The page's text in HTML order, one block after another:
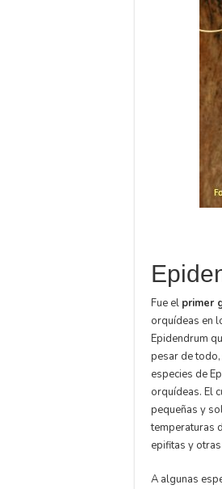
Fue el primer
orquídeas en
Epidendrum
pesar de
especies de
orquídeas. El
pequeñas y
temperaturas
epifitas y
A algunas